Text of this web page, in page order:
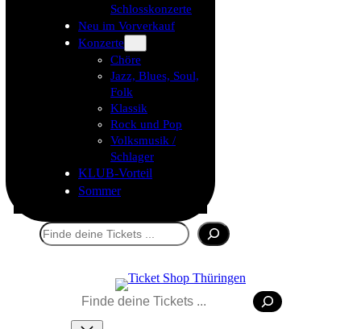
Schlosskonzerte
Neu im Vorverkauf
Konzerte
Chöre
Jazz, Blues, Soul,
Folk
Klassik
Rock und Pop
Volksmusik /
Schlager
KLUB-Vorteil
Sommer
Suchen
Suchen
Tickets kaufen